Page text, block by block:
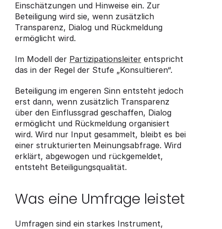
Einschätzungen und Hinweise ein. Zur
Beteiligung wird sie, wenn zusätzlich
Transparenz, Dialog und Rückmeldung
ermöglicht wird.
Im Modell der Partizipationsleiter entspricht
das in der Regel der Stufe „Konsultieren“.
Beteiligung im engeren Sinn entsteht jedoch
erst dann, wenn zusätzlich Transparenz
über den Einflussgrad geschaffen, Dialog
ermöglicht und Rückmeldung organisiert
wird. Wird nur Input gesammelt, bleibt es bei
einer strukturierten Meinungsabfrage. Wird
erklärt, abgewogen und rückgemeldet,
entsteht Beteiligungsqualität.
Was eine Umfrage leistet
Umfragen sind ein starkes Instrument,